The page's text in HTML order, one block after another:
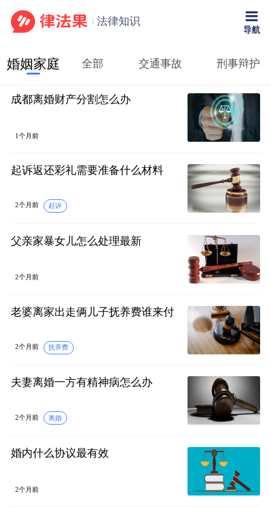
法律知识
导航
婚姻家庭 全部 交通事故 刑事辩护
成都离婚财产分割怎么办
1个月前
起诉返还彩礼需要准备什么材料
2个月前 起诉
父亲家暴女儿怎么处理最新
2个月前
老婆离家出走俩儿子抚养费谁来付
2个月前 抚养费
夫妻离婚一方有精神病怎么办
2个月前 离婚
婚内什么协议最有效
2个月前